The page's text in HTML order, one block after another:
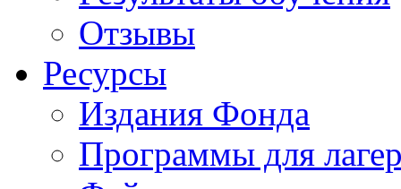
Отзывы
Ресурсы
Издания Фонда
Программы для